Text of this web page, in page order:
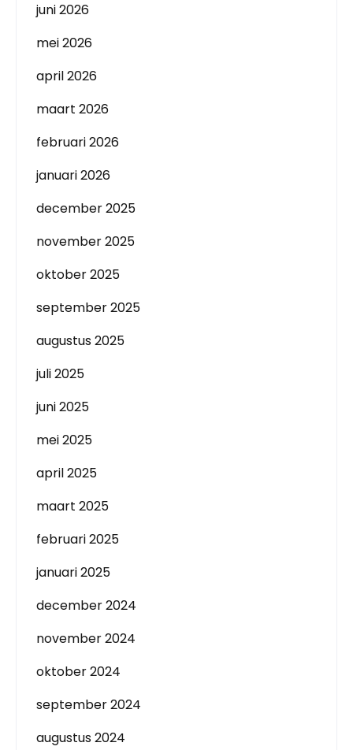
juni 2026
mei 2026
april 2026
maart 2026
februari 2026
januari 2026
december 2025
november 2025
oktober 2025
september 2025
augustus 2025
juli 2025
juni 2025
mei 2025
april 2025
maart 2025
februari 2025
januari 2025
december 2024
november 2024
oktober 2024
september 2024
augustus 2024